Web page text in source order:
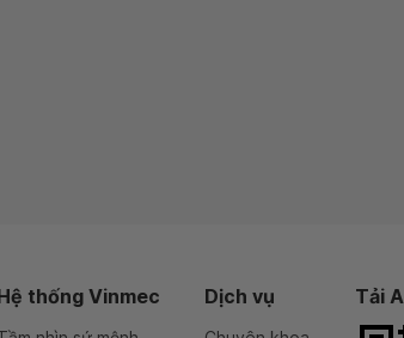
thống Vinmec Dịch vụ Tải